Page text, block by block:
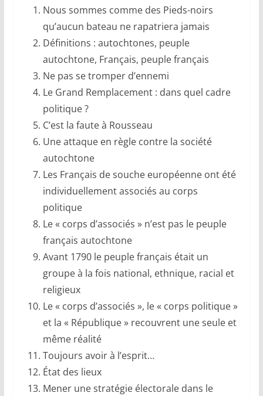
Nous sommes comme des Pieds-noirs
qu’aucun bateau ne rapatriera jamais
Définitions : autochtones, peuple
autochtone, Français, peuple français
Ne pas se tromper d’ennemi
Le Grand Remplacement : dans quel cadre
politique ?
C’est la faute à Rousseau
Une attaque en règle contre la société
autochtone
Les Français de souche européenne ont été
individuellement associés au corps
politique
Le « corps d’associés » n’est pas le peuple
français autochtone
Avant 1790 le peuple français était un
groupe à la fois national, ethnique, racial et
religieux
Le « corps d’associés », le « corps politique »
et la « République » recouvrent une seule et
même réalité
Toujours avoir à l’esprit…
État des lieux
Mener une stratégie électorale dans le